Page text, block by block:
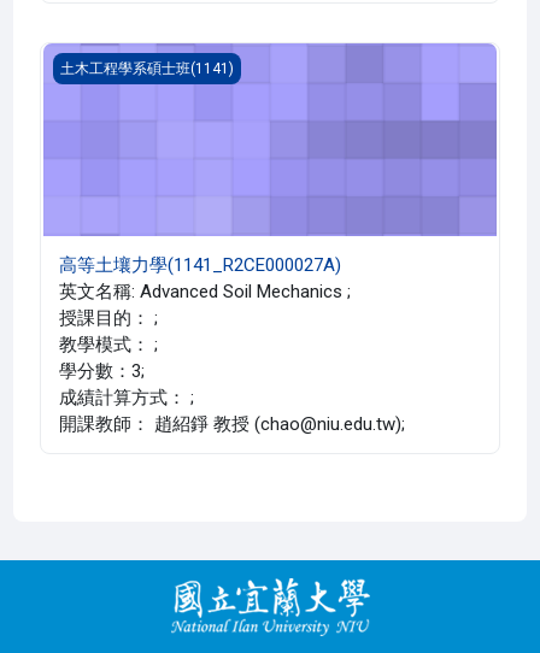
高等土壤力學(1141_R2CE000027A)
土木工程學系碩士班(1141)
高等土壤力學(1141_R2CE000027A)
英文名稱: Advanced Soil Mechanics ;
授課目的： ;
教學模式： ;
學分數：3;
成績計算方式： ;
開課教師： 趙紹錚 教授 (chao@niu.edu.tw);